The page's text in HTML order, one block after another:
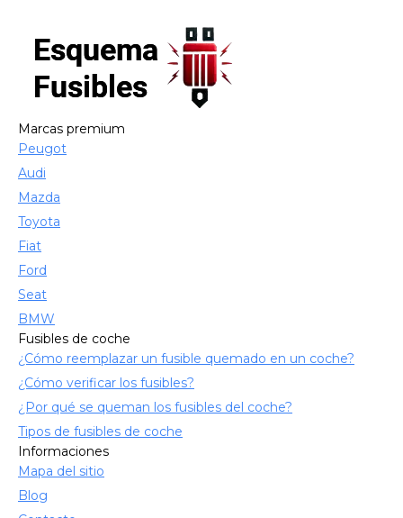
Marcas premium
Peugot
Audi
Mazda
Toyota
Fiat
Ford
Seat
BMW
Fusibles de coche
¿Cómo reemplazar un fusible quemado en un coche?
¿Cómo verificar los fusibles?
¿Por qué se queman los fusibles del coche?
Tipos de fusibles de coche
Informaciones
Mapa del sitio
Blog